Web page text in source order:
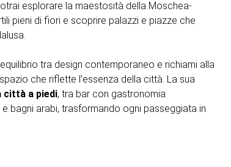
esplorare la maestosità della Moschea-
pieni di fiori e scoprire palazzi e piazze che
tra design contemporaneo e richiami alla
che riflette l’essenza della città. La sua
città a piedi, tra bar con gastronomia
bagni arabi, trasformando ogni passeggiata in